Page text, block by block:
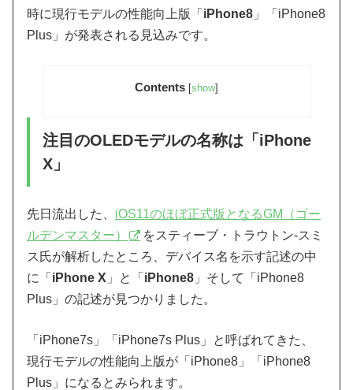
時に現行モデルの性能向上版「 iPhone8 」「iPhone8
Plus」が発表される見込みです。
Contents [show]
注目のOLEDモデルの名称は「iPhone
X」
先日流出した、 iOS11のほぼ正式版となるGM（ゴー
ルデンマスター）
をスティーブ・トラウトン-スミ
ス氏が解析したところ、デバイス名を示す記述の中
に「 iPhone X 」と「 iPhone8 」そして「iPhone8
Plus」の記述が見つかりました。
「iPhone7s」「iPhone7s Plus」と呼ばれてきた、
現行モデルの性能向上版が「iPhone8」「iPhone8
Plus」になるとみられます。